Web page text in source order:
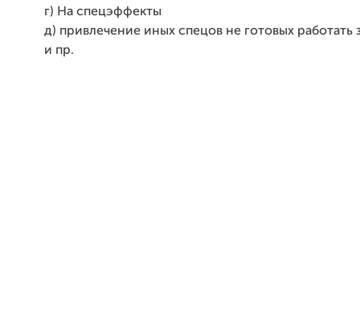
г) На спецэффекты
д) привлечение иных спецов не готовых работать
и пр.